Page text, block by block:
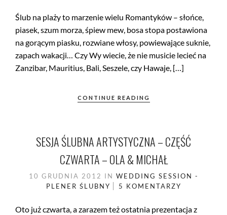
Ślub na plaży to marzenie wielu Romantyków – słońce,
piasek, szum morza, śpiew mew, bosa stopa postawiona
na gorącym piasku, rozwiane włosy, powiewające suknie,
zapach wakacji… Czy Wy wiecie, że nie musicie lecieć na
Zanzibar, Mauritius, Bali, Seszele, czy Hawaje, […]
CONTINUE READING
SESJA ŚLUBNA ARTYSTYCZNA – CZĘŚĆ
CZWARTA – OLA & MICHAŁ
10 GRUDNIA 2012 IN WEDDING SESSION -
PLENER ŚLUBNY
5 KOMENTARZY
Oto już czwarta, a zarazem też ostatnia prezentacja z